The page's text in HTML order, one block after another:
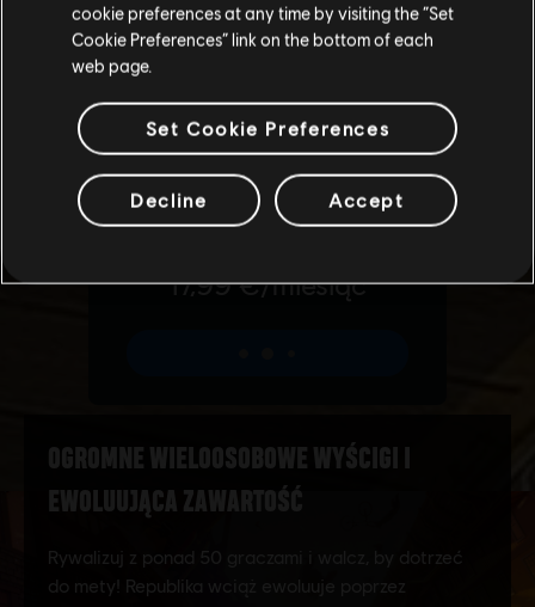
Przejdź do lokalnego Sklepu
cookie preferences at any time by visiting the “Set
Cookie Preferences” link on the bottom of each
web page.
Set Cookie Preferences
Decline Accept